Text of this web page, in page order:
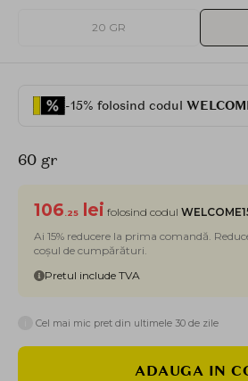
20 GR
-15% folosind codul
60 gr
106.25 lei folosind codul
Ai 15% reducere la prima comandă.
coșul de cumpărături.
Pretul include TVA
Cel mai mic pret din ultimele 30 de zile
ADAUGA IN